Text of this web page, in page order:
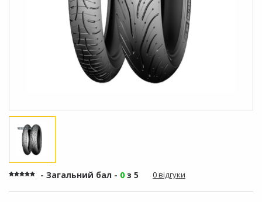
- Загальний бал - 0 з 5 0 відгуки